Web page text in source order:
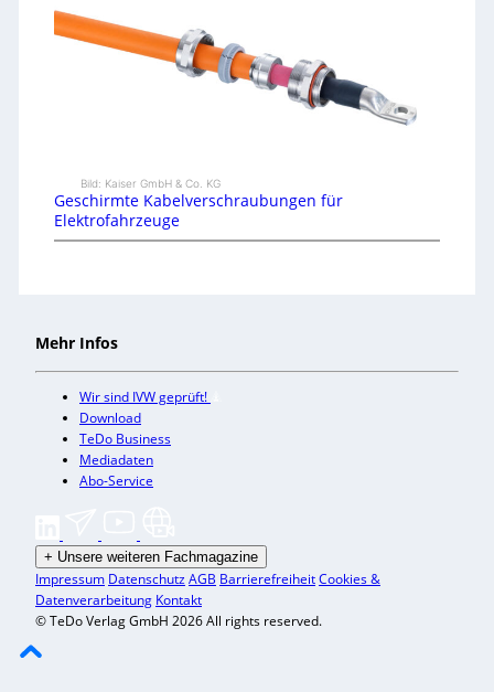
Bild: Kaiser GmbH & Co. KG
Geschirmte Kabelverschraubungen für
Elektrofahrzeuge
Mehr Infos
Wir sind IVW geprüft!
Download
TeDo Business
Mediadaten
Abo-Service
+ Unsere weiteren Fachmagazine
Impressum DatenschutzAGB BarrierefreiheitCookies &
Datenverarbeitung Kontakt
© TeDo Verlag GmbH 2026 All rights reserved.